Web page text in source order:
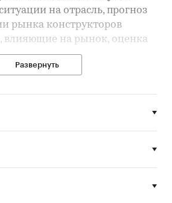
на отрасль, прогноз
рынка конструкторов
влияющие на рынок, оценка
рынка конструкторов сайтов
сайтов
Развернуть